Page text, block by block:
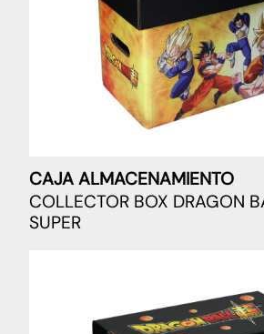
CAJA ALMACENAMIENTO
COLLECTOR BOX DRAGON
SUPER